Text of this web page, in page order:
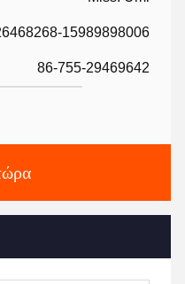
15989898006
86-755-29469642